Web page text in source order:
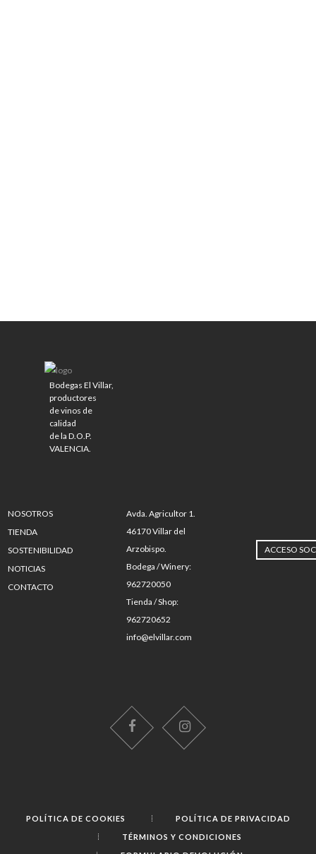
Bodegas El Villar,
productores
de vinos de
calidad
de la D.O.P.
VALENCIA.
NOSOTROS
TIENDA
SOSTENIBILIDAD
NOTICIAS
CONTACTO
Avda. Agricultor 1.
46170 Villar del
Arzobispo.
Bodega / Winery:
962720050
Tienda / Shop:
962720652
info@elvillar.com
ACCESO
POLÍTICA DE COOKIES
POLÍTICA DE PRIVACIDAD
TÉRMINOS Y CONDICIONES